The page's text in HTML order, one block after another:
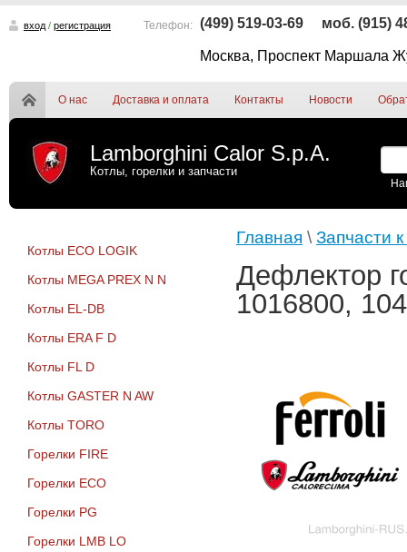
вход / регистрация Телефон: (499) 519-03-69 моб. (915)
Москва, Проспект Маршала
О нас Доставка и оплата Контакты Новости
Lamborghini Calor S.p.A.
Котлы, горелки и запчасти
Котлы ECO LOGIK
Котлы MEGA PREX N N
Котлы EL-DB
Котлы ERA F D
Котлы FL D
Котлы GASTER N AW
Котлы TORO
Горелки FIRE
Горелки ECO
Горелки PG
Горелки LMB LO
Главная \ Запчасти
Дефлектор
1016800,